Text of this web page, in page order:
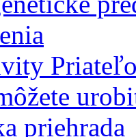
priehrada